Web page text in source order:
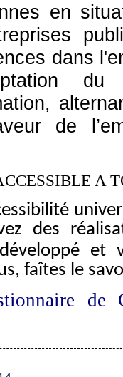
en
dans
de
A
des
et
faîtes le
de